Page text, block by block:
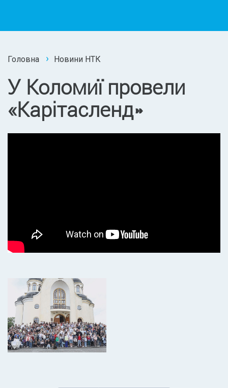
Головна Новини НТК
У Коломиї провели
«Карітасленд»